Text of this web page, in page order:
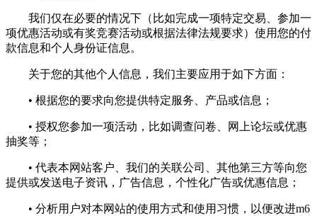
我们仅在必要的情况下（比如完成一项特定交易、参加一
项优惠活动或有奖竞赛活动或根据法律法规要求）使用您的付
款信息和个人身份证信息。
关于您的其他个人信息，我们主要应用于如下方面：
• 根据您的要求向您提供特定服务、产品或信息；
• 授权您参加一项活动，比如调查问卷、网上论坛或优惠
抽奖等；
• 代表本网站客户、我们的关联公司、其他第三方等向您
提供或发送电子资讯，广告信息，个性化广告或优惠信息；
• 分析用户对本网站的使用方式和使用习惯，以便改进m6